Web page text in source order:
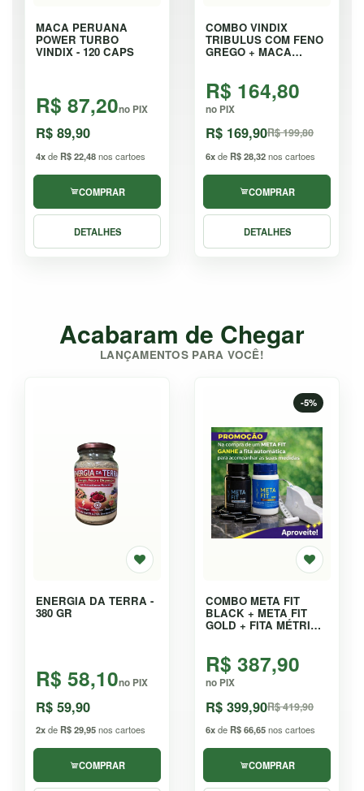
MACA PERUANA
POWER TURBO
VINDIX - 120 CAPS
R$ 87,20no PIX
R$ 89,90
4xde R$ 22,48nos cartoes
COMPRAR
DETALHES
COMBO VINDIX
TRIBULUS COM FENO
GREGO + MACA
R$ 164,80
no PIX
R$ 169,90R$ 199,80
6xde R$ 28,32nos cartoes
COMPRAR
DETALHES
Acabaram de Chegar
LANÇAMENTOS PARA VOCÊ!
ENERGIA DA TERRA -
380 GR
R$ 58,10no PIX
R$ 59,90
2xde R$ 29,95nos cartoes
COMPRAR
-5%
COMBO META FIT
BLACK + META FIT
GOLD + FITA MÉTRICA
R$ 387,90
no PIX
R$ 399,90R$ 419,90
6xde R$ 66,65nos cartoes
COMPRAR